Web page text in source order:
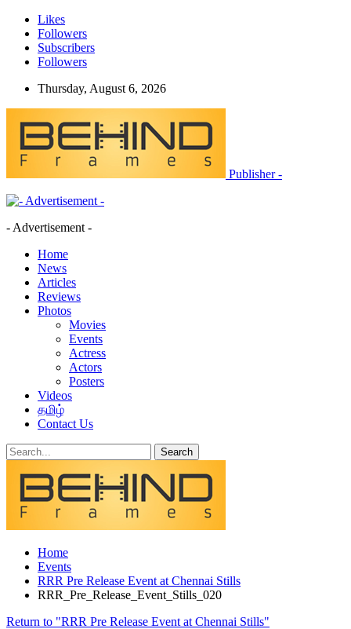
Likes
Followers
Subscribers
Followers
Thursday, August 6, 2026
Publisher -
- Advertisement -
Home
News
Articles
Reviews
Photos
Movies
Events
Actress
Actors
Posters
Videos
தமிழ்
Contact Us
Home
Events
RRR Pre Release Event at Chennai Stills
RRR_Pre_Release_Event_Stills_020
Return to "RRR Pre Release Event at Chennai Stills"